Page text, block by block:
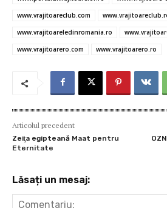
www.vrajitoareclub.com
www.vrajitoareledinromania.ro
www.vrajitoarero.com
www.vrajitoarero.ro
Articolul precedent
Zeiţa egipteană Maat pentru
Eternitate
Lăsați un mesaj: